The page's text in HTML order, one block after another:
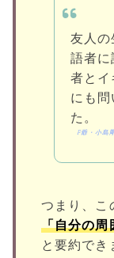
友人
語者
者と
にも
た。
F爺・小島
つまり、こ
「自分の周
と要約でき